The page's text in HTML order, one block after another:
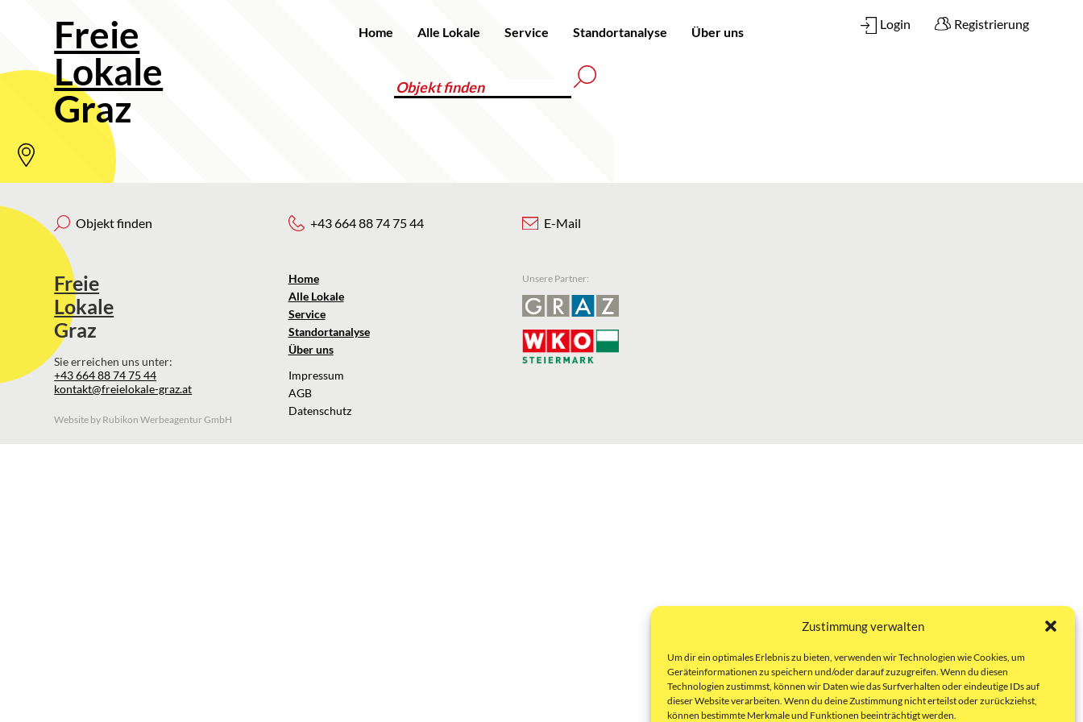
Zustimmung verwalten
Um dir ein optimales Erlebnis zu bieten, verwenden wir Technologien wie Cookies, um
Geräteinformationen zu speichern und/oder darauf zuzugreifen. Wenn du diesen
Technologien zustimmst, können wir Daten wie das Surfverhalten oder eindeutige IDs auf
dieser Website verarbeiten. Wenn du deine Zustimmung nicht erteilst oder zurückziehst,
können bestimmte Merkmale und Funktionen beeinträchtigt werden.
Freie
Lokale
Graz
Home Alle Lokale Service Standortanalyse Über uns
Login Registrierung
Objekt finden
Freie
Lokale
Graz
Sie erreichen uns unter:
+43 664 88 74 75 44
kontakt@freielokale-graz.at
Website by Rubikon Werbeagentur GmbH
+43 664 88 74 75 44
Home
Alle Lokale
Service
Standortanalyse
Über uns
Impressum
AGB
Datenschutz
E-Mail
Unsere Partner: